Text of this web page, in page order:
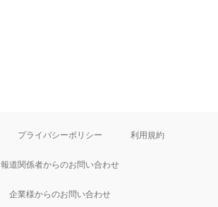
プライバシーポリシー 利用規約
報道関係者からのお問い合わせ
企業様からのお問い合わせ